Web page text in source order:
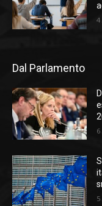
4
Dal Parlamento